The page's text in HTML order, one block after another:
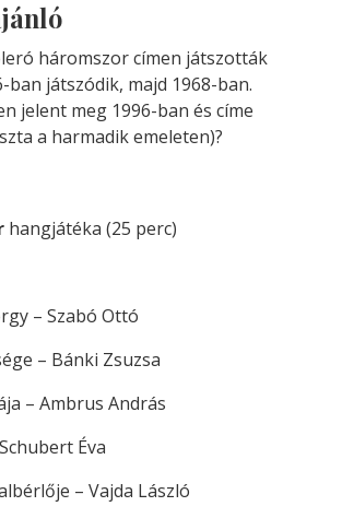
háromszor címen játszották
ban játszódik, majd 1968-ban.
jelent meg 1996-ban és címe
a harmadik emeleten)?
hangjátéka (25 perc)
– Szabó Ottó
– Bánki Zsuzsa
– Ambrus András
Éva
– Vajda László